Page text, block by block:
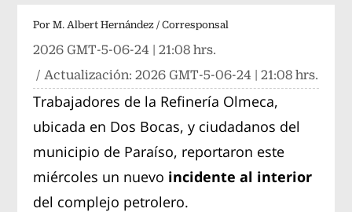
Por M. Albert Hernández / Corresponsal
2026 GMT-5-06-24 | 21:08 hrs.
/ Actualización:2026 GMT-5-06-24 | 21:08 hrs.
Trabajadores de la Refinería Olmeca,
ubicada en Dos Bocas, y ciudadanos del
municipio de Paraíso, reportaron este
miércoles un nuevo incidente al interior
del complejo petrolero.